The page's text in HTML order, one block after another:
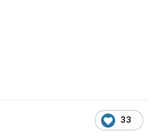
33